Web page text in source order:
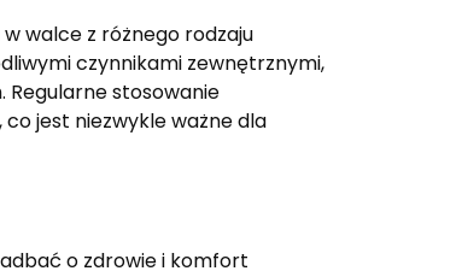
walce z różnego rodzaju
czynnikami zewnętrznymi,
stosowanie
jest niezwykle ważne dla
o zdrowie i komfort